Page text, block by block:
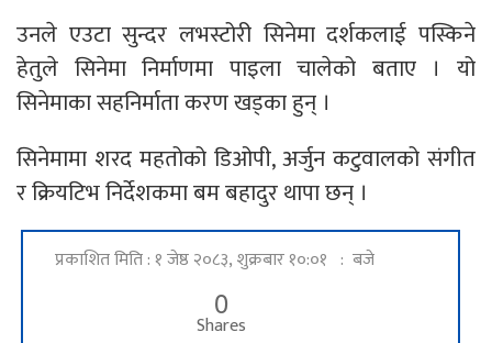
उनले एउटा सुन्दर लभस्टोरी सिनेमा दर्शकलाई पस्किने
हेतुले सिनेमा निर्माणमा पाइला चालेको बताए । यो
सिनेमाका सहनिर्माता करण खड्का हुन् ।
सिनेमामा शरद महतोको डिओपी, अर्जुन कटुवालको संगीत
र क्रियटिभ निर्देशकमा बम बहादुर थापा छन् ।
प्रकाशित मिति : १ जेष्ठ २०८३, शुक्रबार १०:०१ : बजे
0
Shares